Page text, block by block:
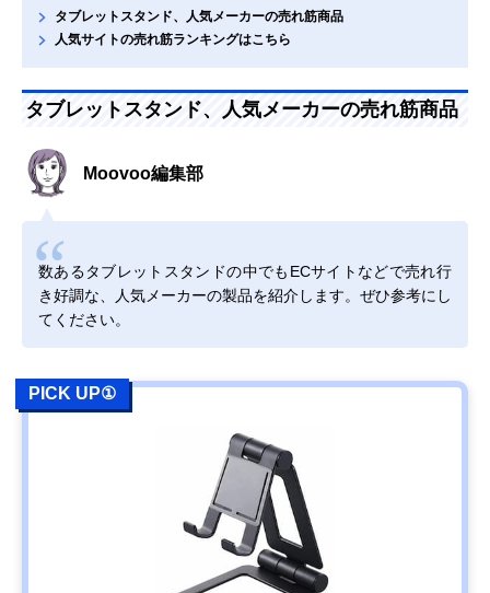
タブレットスタンド、人気メーカーの売れ筋商品
人気サイトの売れ筋ランキングはこちら
タブレットスタンド、人気メーカーの売れ筋商品
Moovoo編集部
数あるタブレットスタンドの中でもECサイトなどで売れ行
き好調な、人気メーカーの製品を紹介します。ぜひ参考にし
てください。
PICK UP①